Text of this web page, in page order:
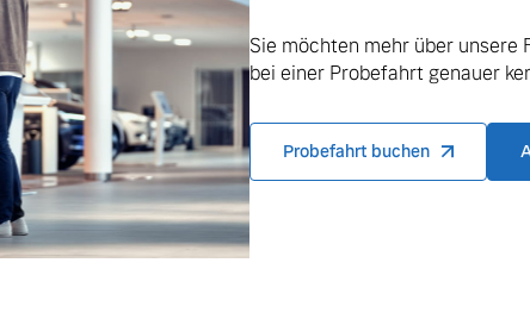
Sie möchten mehr über unsere
bei einer Probefahrt genauer
Probefahrt buchen